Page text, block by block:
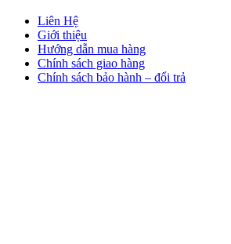
Liên Hệ
Giới thiệu
Hướng dẫn mua hàng
Chính sách giao hàng
Chính sách bảo hành – đổi trả